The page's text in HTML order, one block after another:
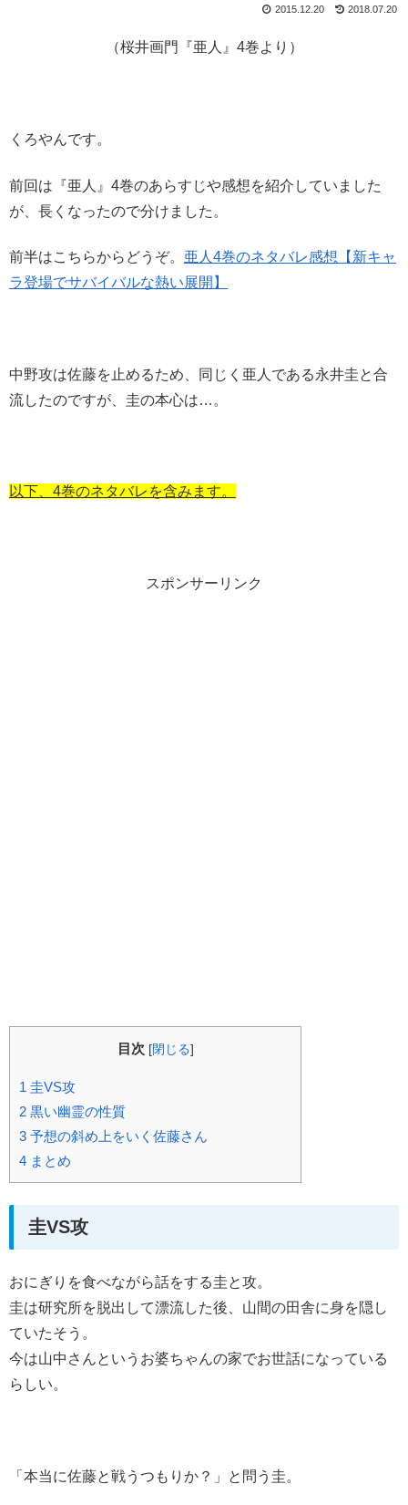
2018.07.20
2015.12.20
（桜井画門『亜人』4巻より）
くろやんです。
前回は『亜人』4巻のあらすじや感想を紹介していました
が、長くなったので分けました。
前半はこちらからどうぞ。 亜人4巻のネタバレ感想【新キャ
ラ登場でサバイバルな熱い展開】
中野攻は佐藤を止めるため、同じく亜人である永井圭と合
流したのですが、圭の本心は…。
以下、4巻のネタバレを含みます。
スポンサーリンク
目次 [閉じる]
1 圭VS攻
2 黒い幽霊の性質
3 予想の斜め上をいく佐藤さん
4 まとめ
圭VS攻
おにぎりを食べながら話をする圭と攻。
圭は研究所を脱出して漂流した後、山間の田舎に身を隠し
ていたそう。
今は山中さんというお婆ちゃんの家でお世話になっている
らしい。
「本当に佐藤と戦うつもりか？」と問う圭。